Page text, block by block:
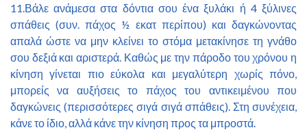
11.Βάλε ανάμεσα στα δόντια σου ένα ξυλάκι ή 4 ξύλινες
σπάθεις (συν. πάχος ½ εκατ περίπου) και δαγκώνοντας
απαλά ώστε να μην κλείνει το στόμα μετακίνησε τη γνάθο
σου δεξιά και αριστερά. Καθώς με την πάροδο του χρόνου η
κίνηση γίνεται πιο εύκολα και μεγαλύτερη χωρίς πόνο,
μπορείς να αυξήσεις το πάχος του αντικειμένου που
δαγκώνεις (περισσότερες σιγά σιγά σπάθεις). Στη συνέχεια,
κάνε το ίδιο, αλλά κάνε την κίνηση προς τα μπροστά.